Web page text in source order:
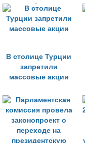
реформ
В столице Турции
запретили
массовые акции